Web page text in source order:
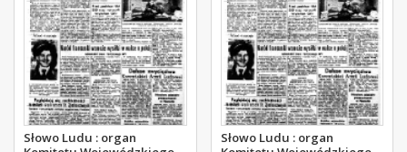
Słowo Ludu : organ
Słowo Ludu : organ